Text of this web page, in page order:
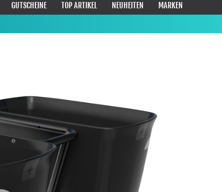
GUTSCHEINE TOP ARTIKEL NEUHEITEN
MARKEN